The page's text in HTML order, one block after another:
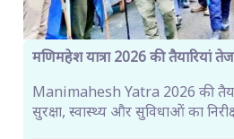
मणिमहेश यात्रा 2026 की तैयारियां
Manimahesh Yatra 2026 की
सुरक्षा, स्वास्थ्य और सुविधाओं का